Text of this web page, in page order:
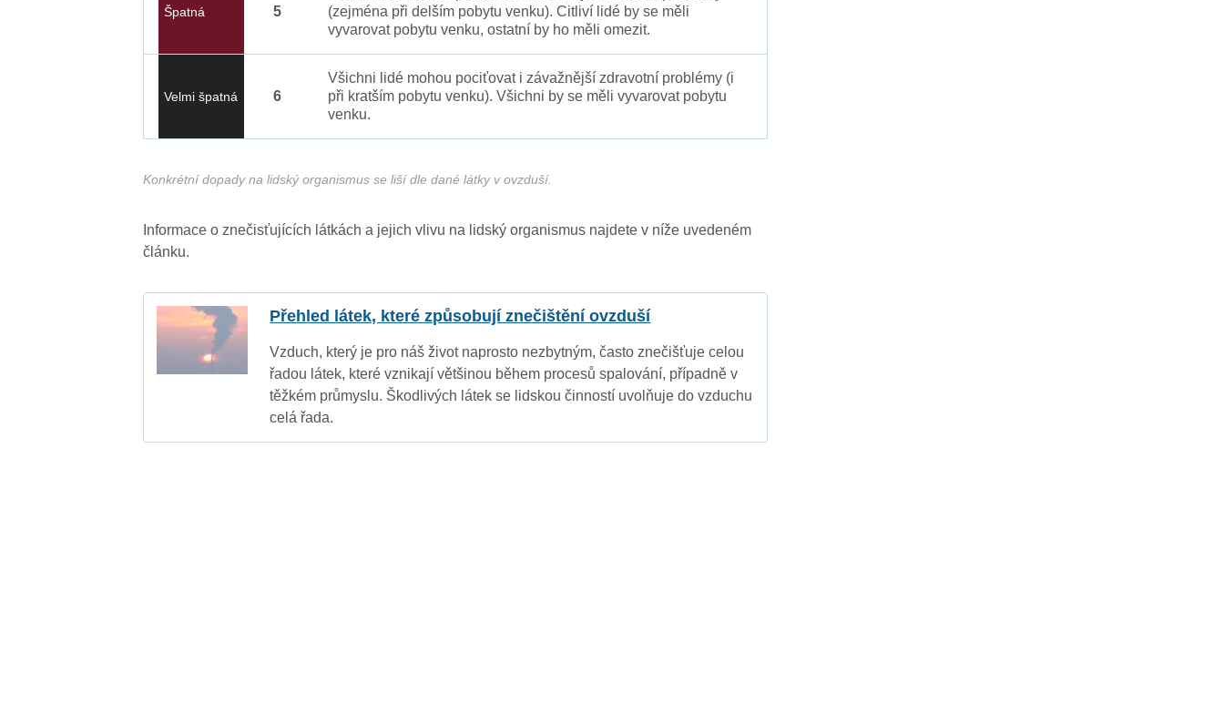
Špatná 5
(zejména při delším pobytu venku). Citliví lidé by se měli
vyvarovat pobytu venku, ostatní by ho měli omezit.
Velmi špatná 6
Všichni lidé mohou pociťovat i závažnější zdravotní problémy (i
při kratším pobytu venku). Všichni by se měli vyvarovat pobytu
venku.
Konkrétní dopady na lidský organismus se liší dle dané látky v ovzduší.
Informace o znečisťujících látkách a jejich vlivu na lidský organismus najdete v níže uvedeném
článku.
Přehled látek, které způsobují znečištění ovzduší
Vzduch, který je pro náš život naprosto nezbytným, často znečišťuje celou
řadou látek, které vznikají většinou během procesů spalování, případně v
těžkém průmyslu. Škodlivých látek se lidskou činností uvolňuje do vzduchu
celá řada.